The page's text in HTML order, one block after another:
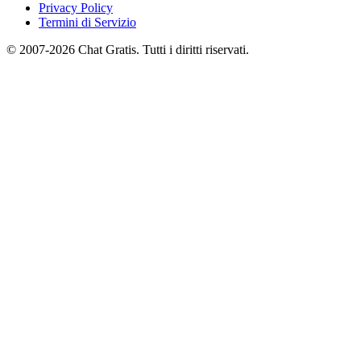
Privacy Policy
Termini di Servizio
© 2007-2026 Chat Gratis. Tutti i diritti riservati.